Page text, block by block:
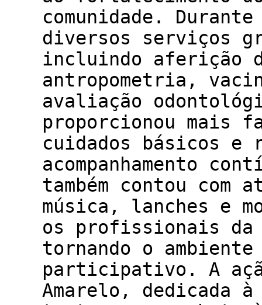
comunidade.
diversos serviços
incluindo aferição
antropometria,
avaliação
proporcionou mais
cuidados básicos e
acompanhamento
também contou
música, lanches e
os profissionais da
tornando o
participativo. A
Amarelo, dedicada